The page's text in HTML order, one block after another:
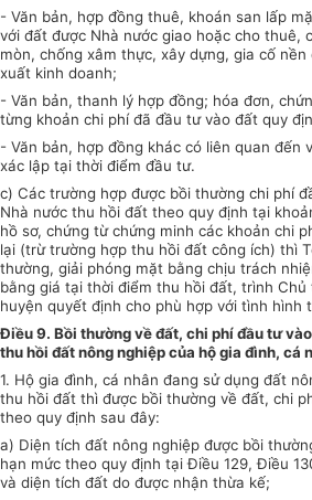
- Văn bản, hợp đồng thuê, khoán san lấp
với đất được Nhà nước giao hoặc cho thuê,
mòn, chống xâm thực, xây dựng, gia cố
xuất kinh doanh;
- Văn bản, thanh lý hợp đồng; hóa đơn,
từng khoản chi phí đã đầu tư vào đất quy
- Văn bản, hợp đồng khác có liên quan đến
xác lập tại thời điểm đầu tư.
c) Các trường hợp được bồi thường chi phí
Nhà nước thu hồi đất theo quy định tại
hồ sơ, chứng từ chứng minh các khoản chi
lại (trừ trường hợp thu hồi đất công ích) thì
thường, giải phóng mặt bằng chịu trách
bằng giá tại thời điểm thu hồi đất, trình Chủ
huyện quyết định cho phù hợp với tình hình
Điều 9. Bồi thường về đất, chi phí đầu tư
thu hồi đất nông nghiệp của hộ gia đình, cá
1. Hộ gia đình, cá nhân đang sử dụng đất
thu hồi đất thì được bồi thường về đất, chi
theo quy định sau đây:
a) Diện tích đất nông nghiệp được bồi
hạn mức theo quy định tại Điều 129, Điều
và diện tích đất do được nhận thừa kế;